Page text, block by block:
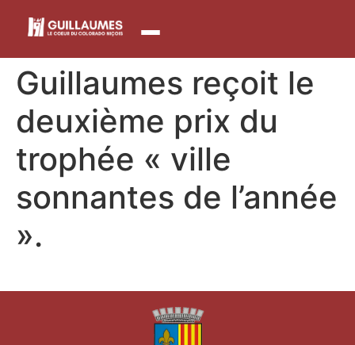
principal
Guillaumes reçoit le
deuxième prix du
trophée « ville
sonnantes de l’année
».